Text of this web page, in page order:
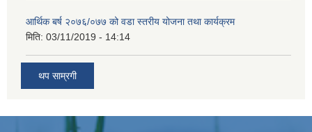
आर्थिक बर्ष २०७६/०७७ को वडा स्तरीय योजना तथा कार्यक्रम
मिति: 03/11/2019 - 14:14
थप साम्रगी